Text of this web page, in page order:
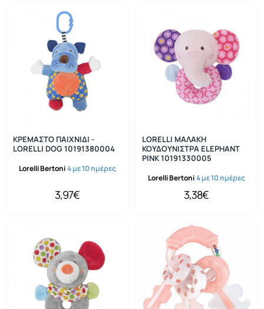
Lorelli Bertoni4 με 10 ημέρες
ΚΡΕΜΑΣΤΟ ΠΑΙΧΝΙΔΙ -
LORELLI DOG 10191380004
3,97€
Lorelli Bertoni4 με 10 ημέρες
LORELLI ΜΑΛΑΚΗ
ΚΟΥΔΟΥΝΙΣΤΡΑ ELEPHANT
PINK 10191330005
3,38€